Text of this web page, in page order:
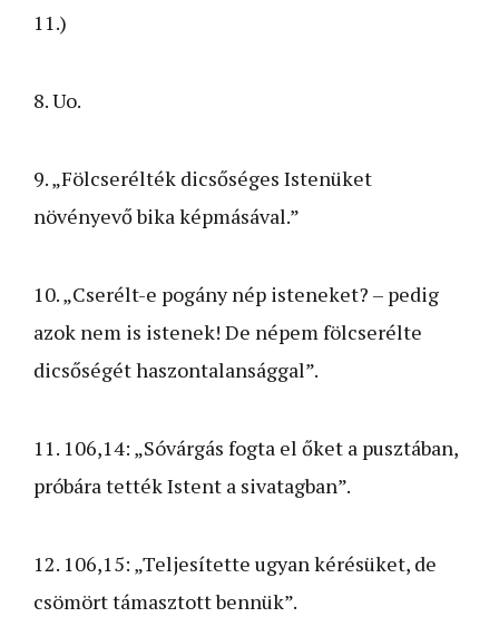
11.)
8. Uo.
9. „Fölcserélték dicsőséges Istenüket
növényevő bika képmásával.”
10. „Cserélt-e pogány nép isteneket? – pedig
azok nem is istenek! De népem fölcserélte
dicsőségét haszontalansággal”.
11. 106,14: „Sóvárgás fogta el őket a pusztában,
próbára tették Istent a sivatagban”.
12. 106,15: „Teljesítette ugyan kérésüket, de
csömört támasztott bennük”.